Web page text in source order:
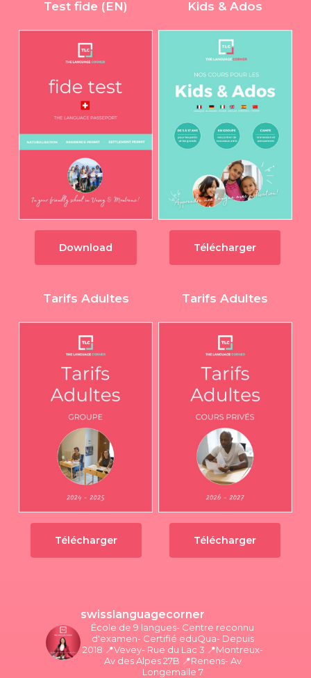
Test fide (EN)
Download
Kids & Ados
Télécharger
Tarifs Adultes
Télécharger
Tarifs Adultes
Télécharger
swisslanguagecorner
École de 9 langues- Centre reconnu
d'examen- Certifié eduQua- Depuis
2018 📍Vevey- Rue du Lac 3 📍Montreux-
Av des Alpes 27B 📍Renens- Av
Longemalle 7